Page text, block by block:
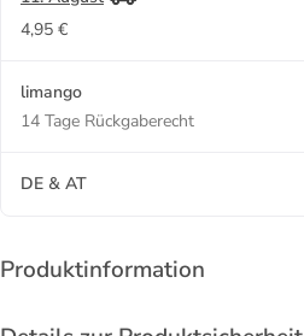
4,95 €
limango
14 Tage Rückgaberecht
DE & AT
Produktinformation